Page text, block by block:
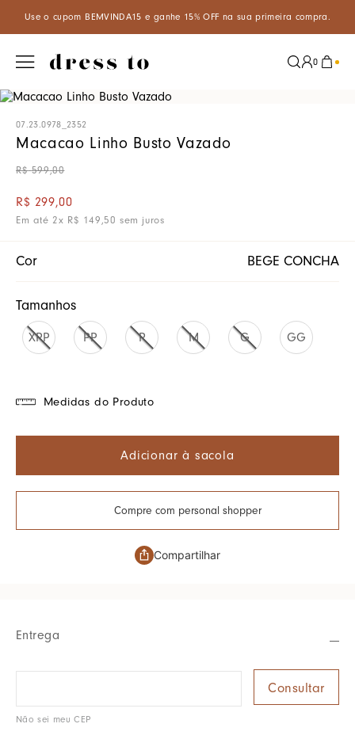
BEMVINDA15 e ganhe 15% OFF na sua primeira compra.
0
07.23.0978_2352
Macacao Linho Busto Vazado
R$ 599,00
R$ 299,00
Em até 2x R$ 149 ,50 sem juros
Cor BEGE CONCHA
Tamanhos
XPP PP P M G GG
Medidas do Produto
Adicionar à sacola
Compre com personal shopper
Compartilhar
Entrega
Não sei meu CEP